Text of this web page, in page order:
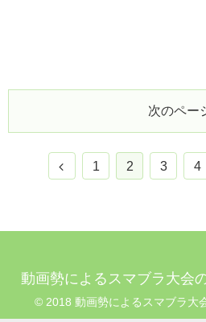
次のペー
1 2 3 4
動画勢によるスマブラ大会
© 2018 動画勢によるスマブラ大